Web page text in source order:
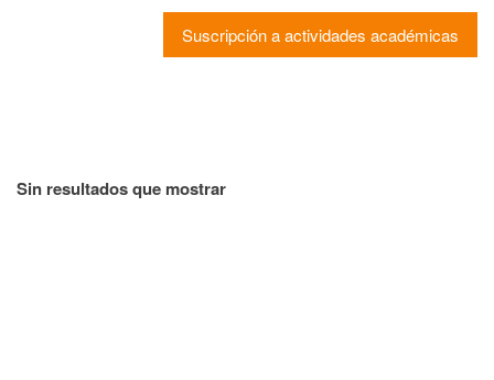
Suscripción a actividades académicas
Sin resultados que mostrar